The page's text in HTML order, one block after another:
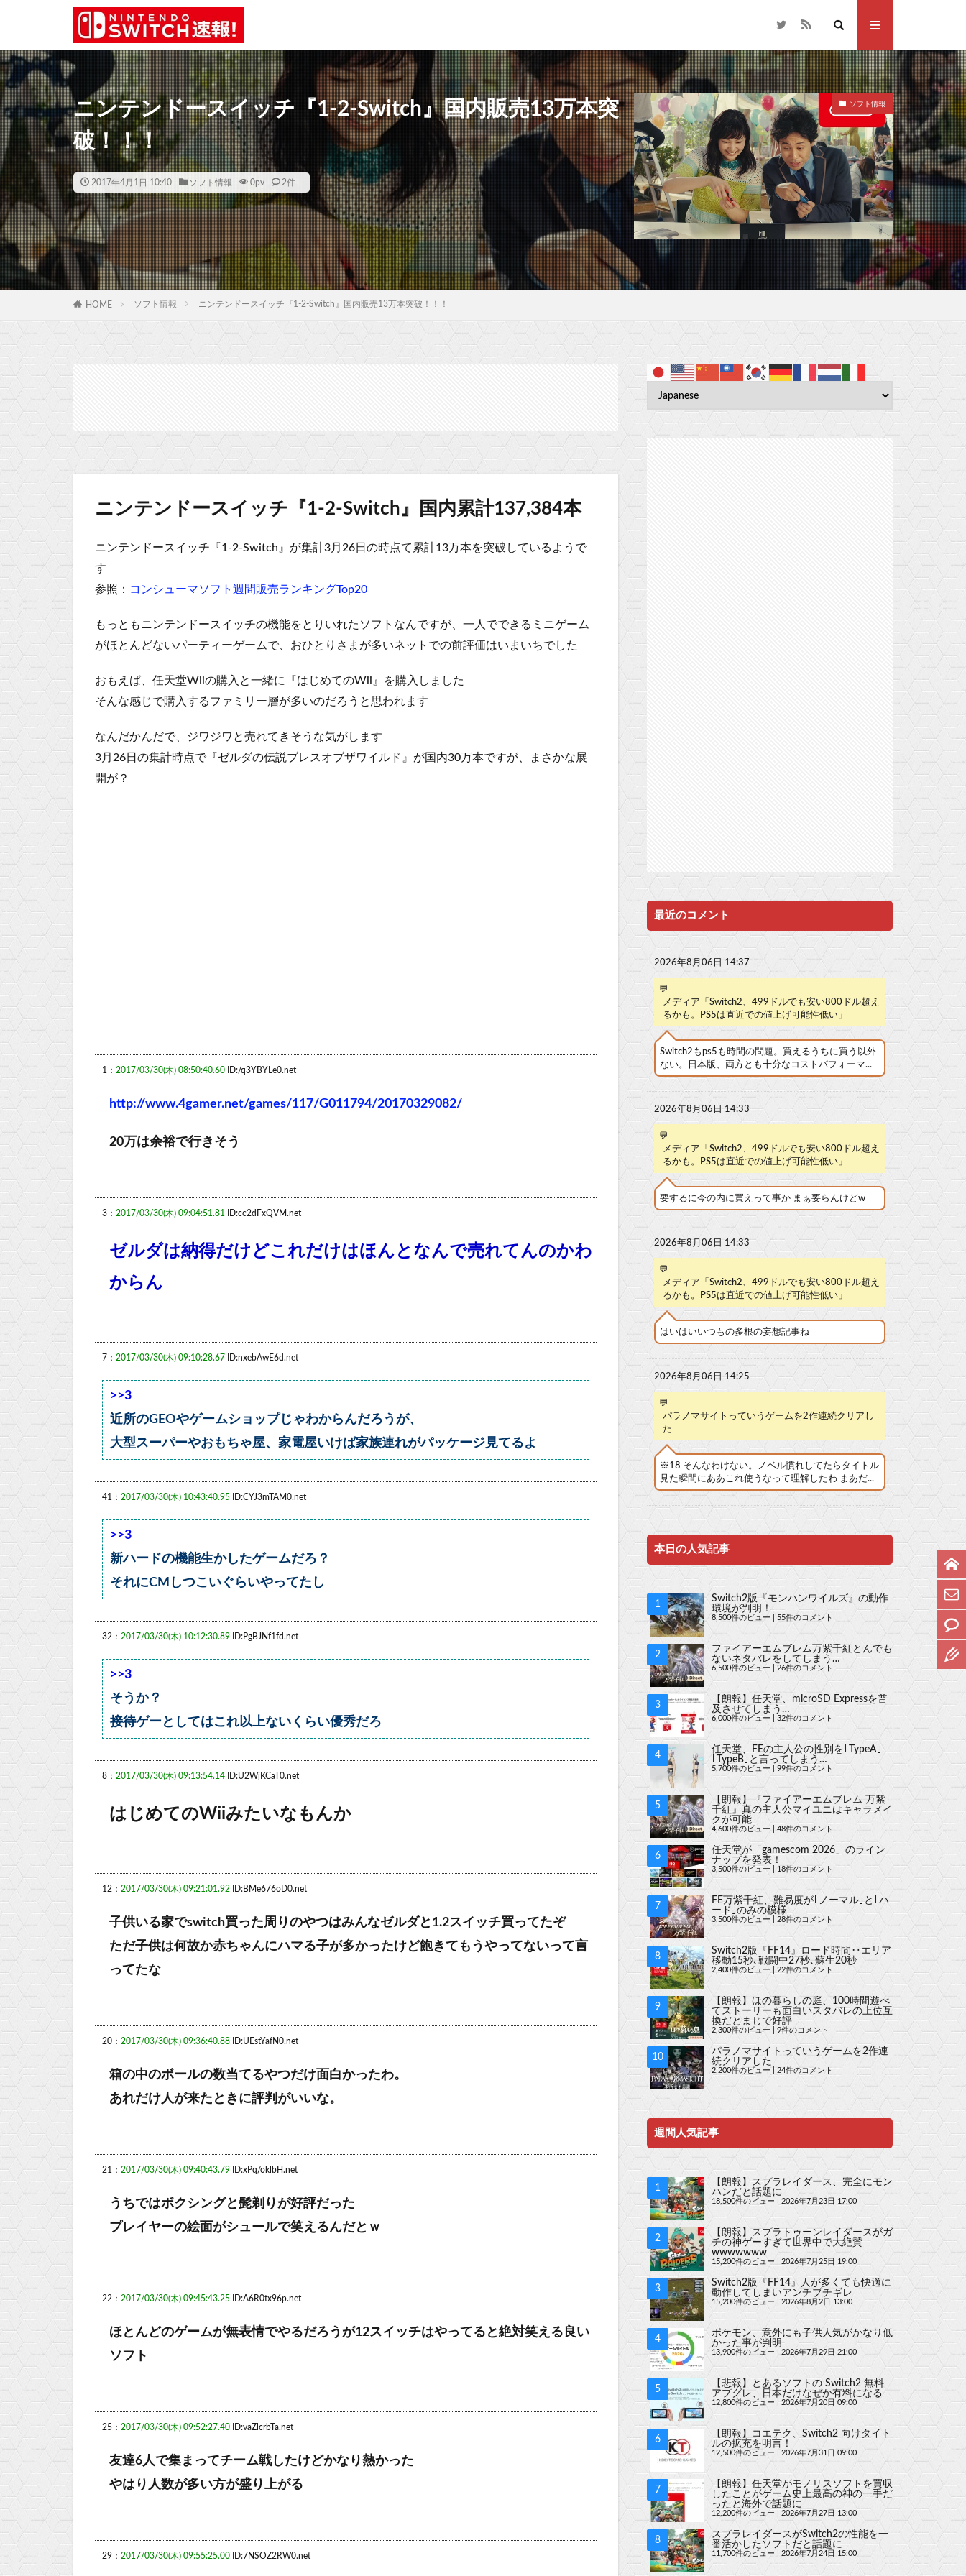
ニンテンドースイッチ『1-2-Switch』国内販売13万本突
破！！！
2017年4月1日 10:40 ソフト情報 0pv 2件
ソフト情報
HOME ソフト情報 ニンテンドースイッチ『1-2-Switch』国内販売13万本突破！！！
ニンテンドースイッチ『1-2-Switch』国内累計137,384本
ニンテンドースイッチ『1-2-Switch』が集計3月26日 の時点て累計13万本を突破しているようで
す
参照： コンシューマソフト週間販売ランキングTop20
もっともニンテンドースイッチの機能をとりいれたソフトなんですが、一人でできるミニゲーム
がほとんどないパーティーゲームで、おひとりさまが多いネットでの前評価はいまいちでした
おもえば、任天堂Wiiの購入と一緒に『はじめてのWii』を購入しました
そんな感じで購入するファミリー層が多いのだろうと思われます
なんだかんだで、ジワジワと売れてきそうな気がします
3月26日 の集計時点で『ゼルダの伝説ブレスオブザワイルド』が国内30万本ですが、まさかな展
開が？
1： 2017/03/30(木) 08:50:40.60 ID:/q3YBYLe0.net
http://www.4gamer.net/games/117/G011794/20170329082/
20万は余裕で行きそう
3： 2017/03/30(木) 09:04:51.81 ID:cc2dFxQVM.net
ゼルダは納得だけどこれだけはほんとなんで売れてんのかわ
からん
7： 2017/03/30(木) 09:10:28.67 ID:nxebAwE6d.net
>>3
近所のGEOやゲームショップじゃわからんだろうが、
大型スーパーやおもちゃ屋、家電屋いけば家族連れがパッケージ見てるよ
41： 2017/03/30(木) 10:43:40.95 ID:CYJ3mTAM0.net
>>3
新ハードの機能生かしたゲームだろ？
それにCMしつこいぐらいやってたし
32： 2017/03/30(木) 10:12:30.89 ID:PgBJNf1fd.net
>>3
そうか？
接待ゲーとしてはこれ以上ないくらい優秀だろ
8： 2017/03/30(木) 09:13:54.14 ID:U2WjKCaT0.net
はじめてのWiiみたいなもんか
12： 2017/03/30(木) 09:21:01.92 ID:BMe676oD0.net
子供いる家でswitch買った周りのやつはみんなゼルダと1.2スイッチ買ってたぞ
ただ子供は何故か赤ちゃんにハマる子が多かったけど飽きてもうやってないって言
ってたな
20： 2017/03/30(木) 09:36:40.88 ID:UEstYafN0.net
箱の中のボールの数当てるやつだけ面白かったわ。
あれだけ人が来たときに評判がいいな。
21： 2017/03/30(木) 09:40:43.79 ID:xPq/oklbH.net
うちではボクシングと髭剃りが好評だった
プレイヤーの絵面がシュールで笑えるんだとｗ
22： 2017/03/30(木) 09:45:43.25 ID:A6R0tx96p.net
ほとんどのゲームが無表情でやるだろうが12スイッチはやってると絶対笑える良い
ソフト
25： 2017/03/30(木) 09:52:27.40 ID:vaZlcrbTa.net
友達6人で集まってチーム戦したけどかなり熱かった
やはり人数が多い方が盛り上がる
29： 2017/03/30(木) 09:55:25.00 ID:7NSOZ2RW0.net
最近のコメント
2026年8月06日 14:37
💬
メディア「Switch2、499ドルでも安い800ドル超え
るかも。PS5は直近での値上げ可能性低い」
Switch2もps5も時間の問題。買えるうちに買う以外
ない。日本版、両方とも十分なコストパフォーマ...
2026年8月06日 14:33
💬
メディア「Switch2、499ドルでも安い800ドル超え
るかも。PS5は直近での値上げ可能性低い」
要するに今の内に買えって事か まぁ要らんけどw
2026年8月06日 14:33
💬
メディア「Switch2、499ドルでも安い800ドル超え
るかも。PS5は直近での値上げ可能性低い」
はいはいいつもの多根の妄想記事ね
2026年8月06日 14:25
💬
パラノマサイトっていうゲームを2作連続クリアし
た
※18 そんなわけない。ノベル慣れしてたらタイトル
見た瞬間にああこれ使うなって理解したわ まあだ...
本日の人気記事
Switch2版『モンハンワイルズ』の動作
環境が判明！
8,500件のビュー 55件のコメント
ファイアーエムブレム万紫千紅とんでも
ないネタバレをしてしまう…
6,500件のビュー 26件のコメント
【朗報】任天堂、microSD Expressを普
及させてしまう…
6,000件のビュー 32件のコメント
任天堂、FEの主人公の性別を｢TypeA｣
｢TypeB｣と言ってしまう…
5,700件のビュー 99件のコメント
【朗報】『ファイアーエムブレム 万紫
千紅』真の主人公マイユニはキャラメイ
クが可能
4,600件のビュー 48件のコメント
任天堂が「gamescom 2026」のライン
ナップを発表！
3,500件のビュー 18件のコメント
FE万紫千紅、難易度が｢ノーマル｣と｢ハ
ード｣のみの模様
3,500件のビュー 28件のコメント
Switch2版『FF14』ロード時間‥エリア
移動15秒､戦闘中27秒､蘇生20秒
2,400件のビュー 22件のコメント
【朗報】ほの暮らしの庭、100時間遊べ
てストーリーも面白いスタバレの上位互
換だとまじで好評
2,300件のビュー 9件のコメント
パラノマサイトっていうゲームを2作連
続クリアした
2,200件のビュー 24件のコメント
週間人気記事
【朗報】スプラレイダース、完全にモン
ハンだと話題に
18,500件のビュー 2026年7月23日 17:00
【朗報】スプラトゥーンレイダースがガ
チの神ゲーすぎて世界中で大絶賛
wwwwwww
15,200件のビュー 2026年7月25日 19:00
Switch2版『FF14』人が多くても快適に
動作してしまいアンチブチギレ
15,200件のビュー 2026年8月2日 13:00
ポケモン、意外にも子供人気がかなり低
かった事が判明
13,900件のビュー 2026年7月29日 21:00
【悲報】とあるソフトの Switch2 無料
アプグレ、日本だけなぜか有料になる
12,800件のビュー |2026年7月20日 09:00
【朗報】コエテク、Switch2 向けタイト
ルの拡充を明言！
12,500件のビュー 2026年7月31日 09:00
【朗報】任天堂がモノリスソフトを買収
したことがゲーム史上最高の神の一手だ
ったと海外で話題に
12,200件のビュー 2026年7月27日 13:00
スプラレイダースがSwitch2の性能を一
番活かしたソフトだと話題に
11,700件のビュー 2026年7月24日 15:00